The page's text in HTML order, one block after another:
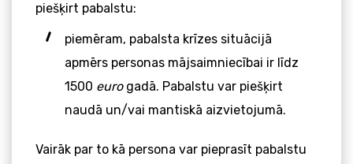
piešķirt pabalstu:
piemēram, pabalsta krīzes situācijā
apmērs personas mājsaimniecībai ir līdz
1500 eurogadā. Pabalstu var piešķirt
naudā un/vai mantiskā aizvietojumā.
Vairāk par to kā persona var pieprasīt pabalstu